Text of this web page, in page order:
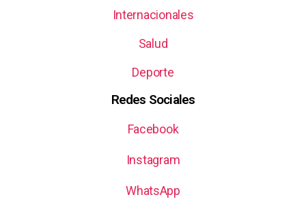
Internacionales
Salud
Deporte
Redes Sociales
Facebook
Instagram
WhatsApp